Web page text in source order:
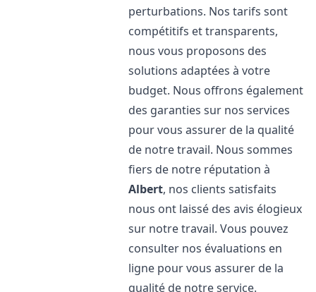
perturbations. Nos tarifs sont
compétitifs et transparents,
nous vous proposons des
solutions adaptées à votre
budget. Nous offrons également
des garanties sur nos services
pour vous assurer de la qualité
de notre travail. Nous sommes
fiers de notre réputation à
Albert, nos clients satisfaits
nous ont laissé des avis élogieux
sur notre travail. Vous pouvez
consulter nos évaluations en
ligne pour vous assurer de la
qualité de notre service.